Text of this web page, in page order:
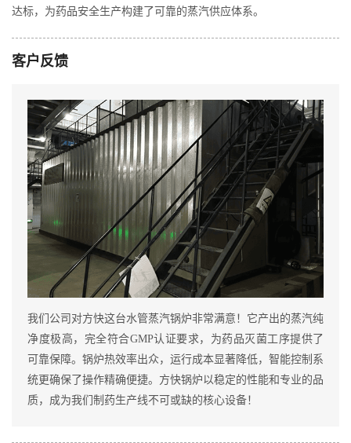
达标，为药品安全生产构建了可靠的蒸汽供应体系。
客户反馈
我们公司对方快这台水管蒸汽锅炉非常满意！它产出的蒸汽纯
净度极高，完全符合GMP认证要求，为药品灭菌工序提供了
可靠保障。锅炉热效率出众，运行成本显著降低，智能控制系
统更确保了操作精确便捷。方快锅炉以稳定的性能和专业的品
质，成为我们制药生产线不可或缺的核心设备！